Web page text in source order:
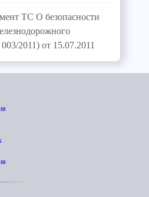
ТС О безопасности
2011) от 15.07.2011